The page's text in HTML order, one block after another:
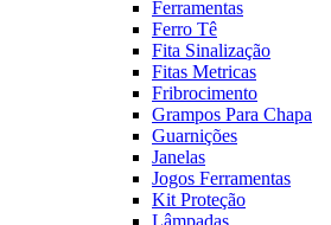
Ferramentas
Ferro Tê
Fita Sinalização
Fitas Metricas
Fribrocimento
Grampos Para Chapa
Guarnições
Janelas
Jogos Ferramentas
Kit Proteção
Lâmpadas